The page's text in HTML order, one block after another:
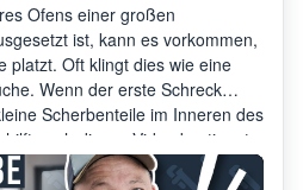
Ofens einer großen
ist, kann es vorkommen,
platzt. Oft klingt dies wie eine
Wenn der erste Schreck
Scherbenteile im Inneren des
euch dieses Video bestimmt.